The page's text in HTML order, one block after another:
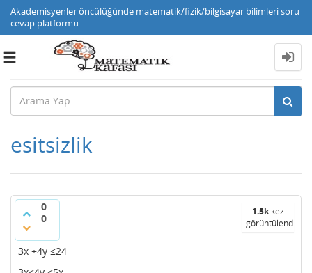
Akademisyenler öncülüğünde matematik/fizik/bilgisayar bilimleri soru
cevap platformu
Toggle
esitsizlik
0
0
1.5kkez
görüntülendi
3x +4y ≤24